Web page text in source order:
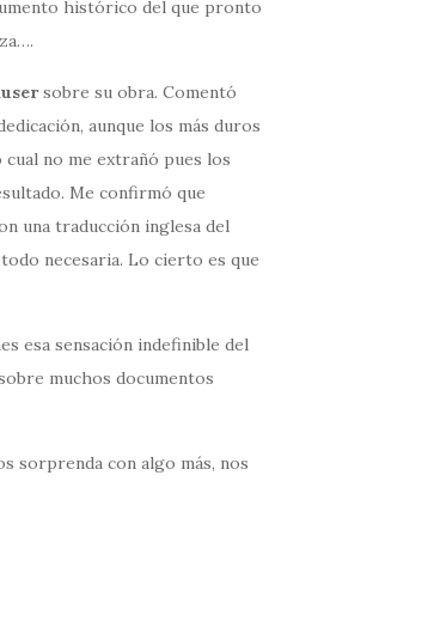
histórico del que pronto
sobre su obra. Comentó
aunque los más duros
no me extrañó pues los
Me confirmó que
una traducción inglesa del
necesaria. Lo cierto es que
esa sensación indefinible del
muchos documentos
sorprenda con algo más, nos